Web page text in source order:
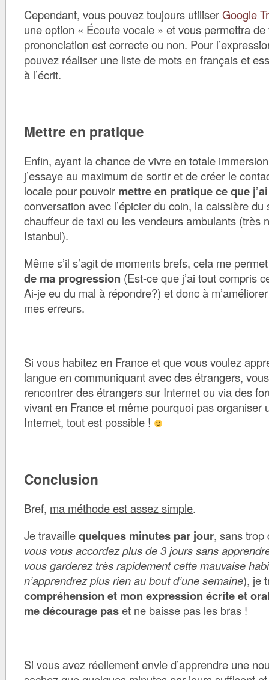
Cependant, vous pouvez toujours utiliserGoogle
une option « Écoute vocale » et vous permettra
prononciation est correcte ou non. Pour
pouvez réaliser une liste de mots en français et
à l’écrit.
Mettre en pratique
Enfin, ayant la chance de vivre en totale
j’essaye au maximum de sortir et de créer le
locale pour pouvoir mettre en pratique ce que
conversation avec l’épicier du coin, la caissière
chauffeur de taxi ou les vendeurs ambulants (très
Istanbul).
Même s’il s’agit de moments brefs, cela me
de ma progression (Est-ce que j’ai tout compris
Ai-je eu du mal à répondre?) et donc à
mes erreurs.
Si vous habitez en France et que vous voulez
langue en communiquant avec des étrangers,
rencontrer des étrangers sur Internet ou via des
vivant en France et même pourquoi pas organiser
Internet, tout est possible !
Conclusion
Bref, ma méthode est assez simple.
Je travaillequelques minutes par jour, sans trop
vous vous accordez plus de 3 jours sans
vous garderez très rapidement cette mauvaise
n’apprendrez plus rien au bout d’une semaine), je
compréhension et mon expression écrite et
me décourage paset ne baisse pas les bras !
Si vous avez réellement envie d’apprendre une